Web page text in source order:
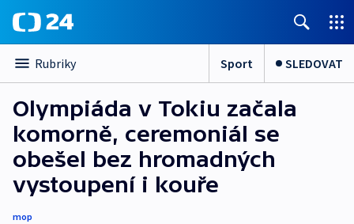
Rubriky Sport SLEDOVAT
Olympiáda v Tokiu začala
komorně, ceremoniál se
obešel bez hromadných
vystoupení i kouře
mop